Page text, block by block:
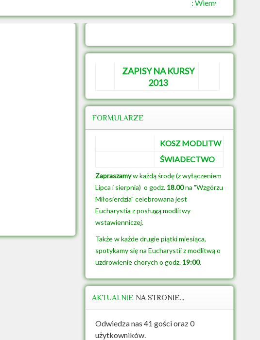
: Wiemy, bracia
ZAPISY NA KURSY
2013
FORMULARZE
KOSZ MODLITW
ŚWIADECTWO
Zapraszamyw każdą środę (z wyłączeniem
Lipca i sierpnia) o godz. 18.00na "Wzgórzu
Miłosierdzia" celebrowana jest
Eucharystia z posługą modlitwy
wstawienniczej.
Także w każde drugie piątki miesiąca,
spotykamy się na Eucharystii z modlitwą o
uzdrowienie chorych o godz. 19:00.
AKTUALNIE NA STRONIE...
Odwiedza nas 41 gości oraz 0
użytkowników.